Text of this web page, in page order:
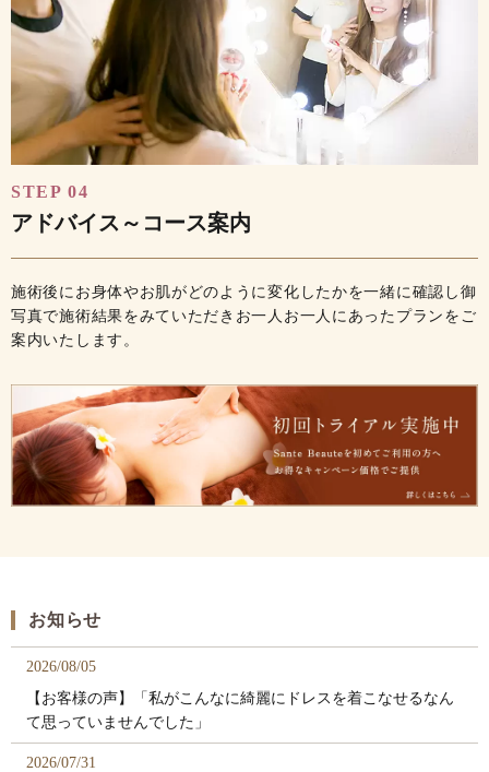
STEP 04
アドバイス～コース案内
施術後にお身体やお肌がどのように変化したかを一緒に確認し御
写真で施術結果をみていただきお一人お一人にあったプランをご
案内いたします。
お知らせ
2026/08/05
【お客様の声】「私がこんなに綺麗にドレスを着こなせるなん
て思っていませんでした」
2026/07/31